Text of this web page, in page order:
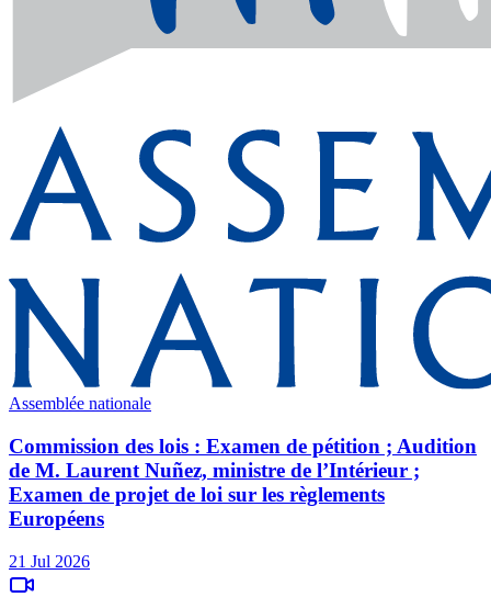
Assemblée nationale
Commission des lois : Examen de pétition ; Audition
de M. Laurent Nuñez, ministre de l’Intérieur ;
Examen de projet de loi sur les règlements
Européens
21 Jul 2026